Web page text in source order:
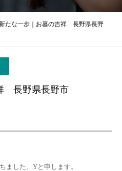
たな一歩｜お墓の吉祥 長野県長野
長野県長野市
ました、Yと申します。